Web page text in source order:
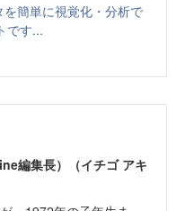
簡単に視覚化・分析で
です...
編集長）（イチゴ アキ